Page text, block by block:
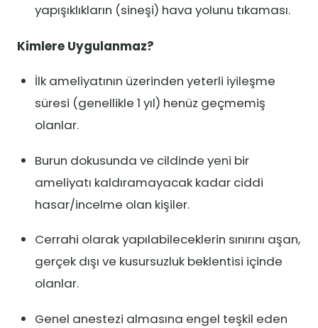
yapışıklıkların (sineşi) hava yolunu tıkaması.
Kimlere Uygulanmaz?
İlk ameliyatının üzerinden yeterli iyileşme
süresi (genellikle 1 yıl) henüz geçmemiş
olanlar.
Burun dokusunda ve cildinde yeni bir
ameliyatı kaldıramayacak kadar ciddi
hasar/incelme olan kişiler.
Cerrahi olarak yapılabileceklerin sınırını aşan,
gerçek dışı ve kusursuzluk beklentisi içinde
olanlar.
Genel anestezi almasına engel teşkil eden